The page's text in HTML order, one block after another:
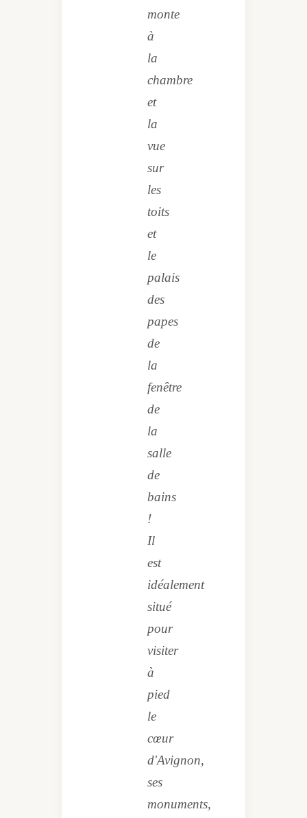
monte
à
la
chambre
et
la
vue
sur
les
toits
et
le
palais
des
papes
de
la
fenêtre
de
la
salle
de
bains
!
Il
est
idéalement
situé
pour
visiter
à
pied
le
cœur
d'Avignon,
ses
monuments,